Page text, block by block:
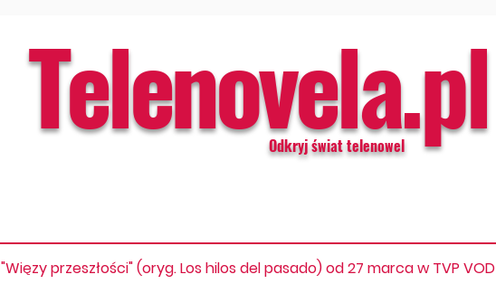
Telenovela.pl
Odkryj świat telenowel
"Więzy przeszłości" (oryg. Los hilos del pasado) od 27 marca w TVP VOD